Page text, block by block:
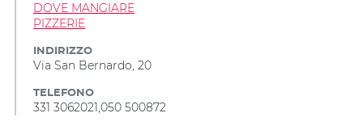
DOVE MANGIARE
PIZZERIE
INDIRIZZO
Via San Bernardo, 20
TELEFONO
331 3062021,050 500872